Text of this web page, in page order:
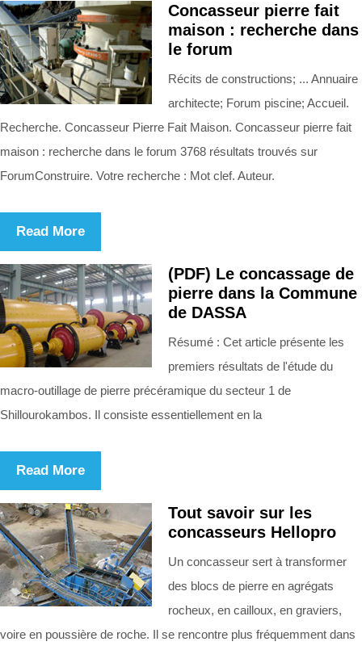
Concasseur pierre fait
maison : recherche dans
le forum
Récits de constructions; ... Annuaire
architecte; Forum piscine; Accueil.
Recherche. Concasseur Pierre Fait Maison. Concasseur pierre fait
maison : recherche dans le forum 3768 résultats trouvés sur
ForumConstruire. Votre recherche : Mot clef. Auteur.
Read More
(PDF) Le concassage de
pierre dans la Commune
de DASSA
Résumé : Cet article présente les
premiers résultats de l'étude du
macro-outillage de pierre précéramique du secteur 1 de
Shillourokambos. Il consiste essentiellement en la
Read More
Tout savoir sur les
concasseurs Hellopro
Un concasseur sert à transformer
des blocs de pierre en agrégats
rocheux, en cailloux, en graviers,
voire en poussière de roche. Il se rencontre plus fréquemment dans